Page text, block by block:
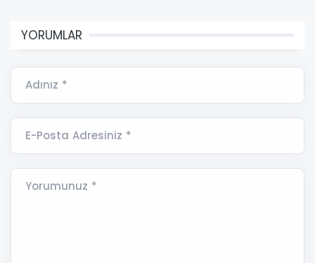
YORUMLAR
Adınız *
E-Posta Adresiniz *
Yorumunuz *